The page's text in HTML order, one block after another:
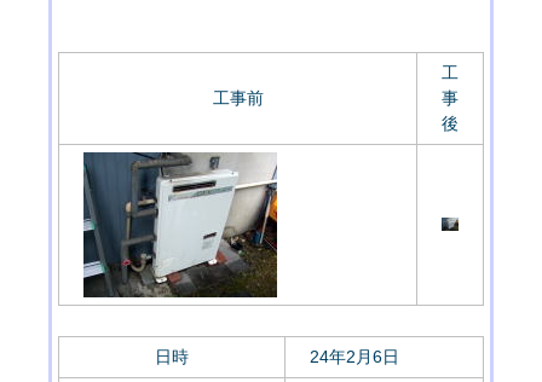
工事前
工
事
後
日時 24年2月6日